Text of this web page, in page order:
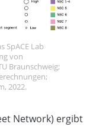
SpACE Lab
von
Braunschweig;
2022.
Network) ergibt